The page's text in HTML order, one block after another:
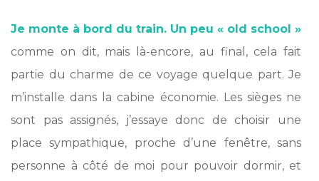
Je monte à bord du train. Un peu « old school »
comme on dit, mais là-encore, au final, cela fait
partie du charme de ce voyage quelque part. Je
m’installe dans la cabine économie. Les sièges ne
sont pas assignés, j’essaye donc de choisir une
place sympathique, proche d’une fenêtre, sans
personne à côté de moi pour pouvoir dormir, et